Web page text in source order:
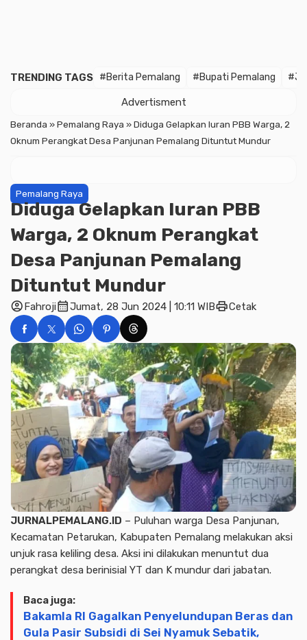
TRENDING TAGS #Berita Pemalang #Bupati Pemalang
Advertisment
Beranda »Pemalang Raya »Diduga Gelapkan Iuran PBB Warga, 2
Oknum Perangkat Desa Panjunan Pemalang Dituntut Mundur
Pemalang Raya
Diduga Gelapkan Iuran PBB
Warga, 2 Oknum Perangkat
Desa Panjunan Pemalang
Dituntut Mundur
account_circleFahrojicalendar_monthJumat, 28 Jun 2024 | 10:11 WIBprintCetak
JURNALPEMALANG.ID – Puluhan warga Desa Panjunan,
Kecamatan Petarukan, Kabupaten Pemalang melakukan aksi
unjuk rasa keliling desa. Aksi ini dilakukan menuntut dua
perangkat desa berinisial YT dan K mundur dari jabatan.
Baca juga:
Bakamla RI Gagalkan Penyelundupan Beras dan
Gula Pasir Subsidi di Sei Nyamuk Sebatik,